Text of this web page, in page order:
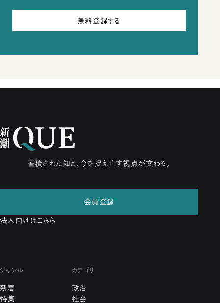
無料登録する
蓄積された知と、今を捉え直す視点が交わる。
会員登録
法人向けはこちら
ジャンル
新着
特集
カテゴリ
政治
社会